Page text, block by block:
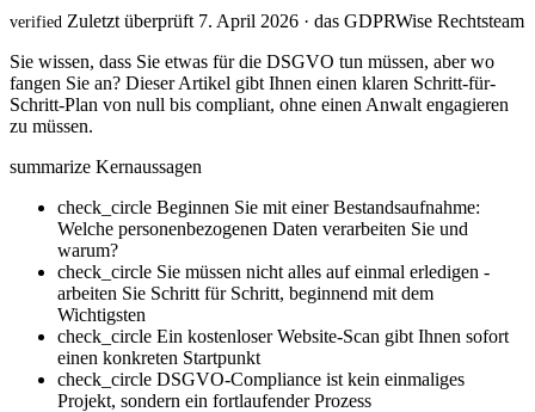
verified Zuletzt überprüft 7. April 2026 · das GDPRWise Rechtsteam
Sie wissen, dass Sie etwas für die DSGVO tun müssen, aber wo
fangen Sie an? Dieser Artikel gibt Ihnen einen klaren Schritt-für-
Schritt-Plan von null bis compliant, ohne einen Anwalt engagieren
zu müssen.
summarize Kernaussagen
check_circle Beginnen Sie mit einer Bestandsaufnahme:
Welche personenbezogenen Daten verarbeiten Sie und
warum?
check_circle Sie müssen nicht alles auf einmal erledigen -
arbeiten Sie Schritt für Schritt, beginnend mit dem
Wichtigsten
check_circle Ein kostenloser Website-Scan gibt Ihnen sofort
einen konkreten Startpunkt
check_circle DSGVO-Compliance ist kein einmaliges
Projekt, sondern ein fortlaufender Prozess